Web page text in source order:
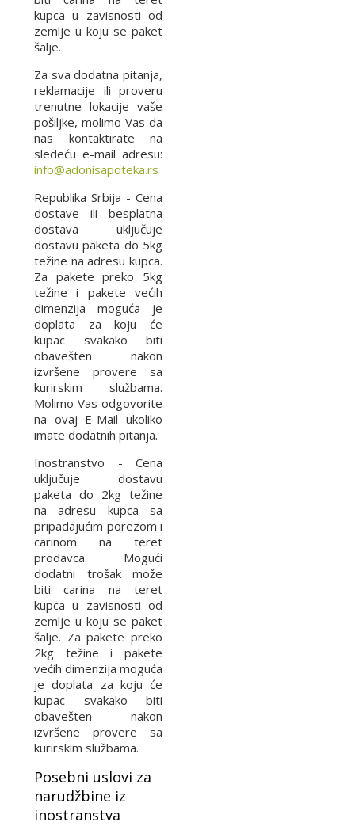
kupca u zavisnosti od
zemlje u koju se paket
šalje.
Za sva dodatna pitanja,
reklamacije ili proveru
trenutne lokacije vaše
pošiljke, molimo Vas da
nas kontaktirate na
sledeću e-mail adresu:
info@adonisapoteka.rs
Republika Srbija - Cena
dostave ili besplatna
dostava uključuje
dostavu paketa do 5kg
težine na adresu kupca.
Za pakete preko 5kg
težine i pakete većih
dimenzija moguća je
doplata za koju će
kupac svakako biti
obavešten nakon
izvršene provere sa
kurirskim službama.
Molimo Vas odgovorite
na ovaj E-Mail ukoliko
imate dodatnih pitanja.
Inostranstvo - Cena
uključuje dostavu
paketa do 2kg težine
na adresu kupca sa
pripadajućim porezom i
carinom na teret
prodavca. Mogući
dodatni trošak može
biti carina na teret
kupca u zavisnosti od
zemlje u koju se paket
šalje. Za pakete preko
2kg težine i pakete
većih dimenzija moguća
je doplata za koju će
kupac svakako biti
obavešten nakon
izvršene provere sa
kurirskim službama.
Posebni uslovi za
narudžbine iz
inostranstva